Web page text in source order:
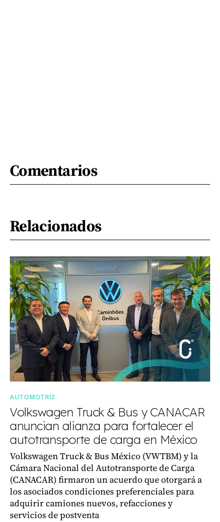
Comentarios
Relacionados
AUTOMOTRIZ
Volkswagen Truck & Bus y CANACAR
anuncian alianza para fortalecer el
autotransporte de carga en México
Volkswagen Truck & Bus México (VWTBM) y la
Cámara Nacional del Autotransporte de Carga
(CANACAR) firmaron un acuerdo que otorgará a
los asociados condiciones preferenciales para
adquirir camiones nuevos, refacciones y
servicios de postventa